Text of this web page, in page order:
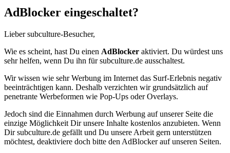
AdBlocker eingeschaltet?
Lieber subculture-Besucher,
Wie es scheint, hast Du einen AdBlocker aktiviert. Du würdest uns
sehr helfen, wenn Du ihn für subculture.de ausschaltest.
Wir wissen wie sehr Werbung im Internet das Surf-Erlebnis negativ
beeinträchtigen kann. Deshalb verzichten wir grundsätzlich auf
penetrante Werbeformen wie Pop-Ups oder Overlays.
Jedoch sind die Einnahmen durch Werbung auf unserer Seite die
einzige Möglichkeit Dir unsere Inhalte kostenlos anzubieten. Wenn
Dir subculture.de gefällt und Du unsere Arbeit gern unterstützen
möchtest, deaktiviere doch bitte den AdBlocker auf unseren Seiten.